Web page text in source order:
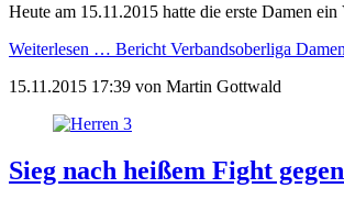
Heute am 15.11.2015 hatte die erste Damen
Weiterlesen … Bericht Verbandsoberliga Damen
15.11.2015 17:39 von Martin Gottwald
Sieg nach heißem Fight